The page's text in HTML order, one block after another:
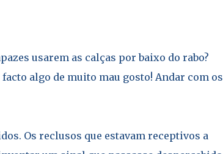
usarem as calças por baixo do rabo?
algo de muito mau gosto! Andar com os
Os reclusos que estavam receptivos a